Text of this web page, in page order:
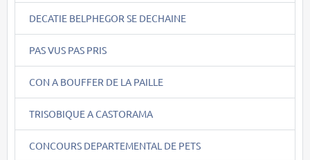
DECATIE BELPHEGOR SE DECHAINE
PAS VUS PAS PRIS
CON A BOUFFER DE LA PAILLE
TRISOBIQUE A CASTORAMA
CONCOURS DEPARTEMENTAL DE PETS